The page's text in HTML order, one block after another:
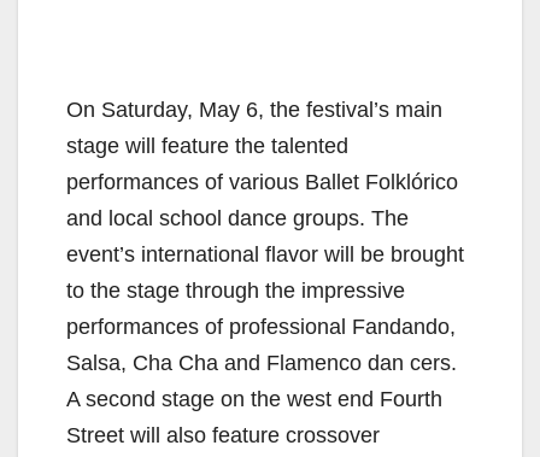
On Saturday, May 6, the festival’s main
stage will feature the talented
performances of various Ballet Folklórico
and local school dance groups. The
event’s international flavor will be brought
to the stage through the impressive
performances of professional Fandando,
Salsa, Cha Cha and Flamenco dan cers.
A second stage on the west end Fourth
Street will also feature crossover